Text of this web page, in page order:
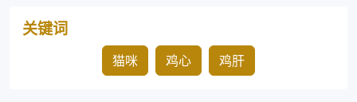
关键词
猫咪 鸡心 鸡肝